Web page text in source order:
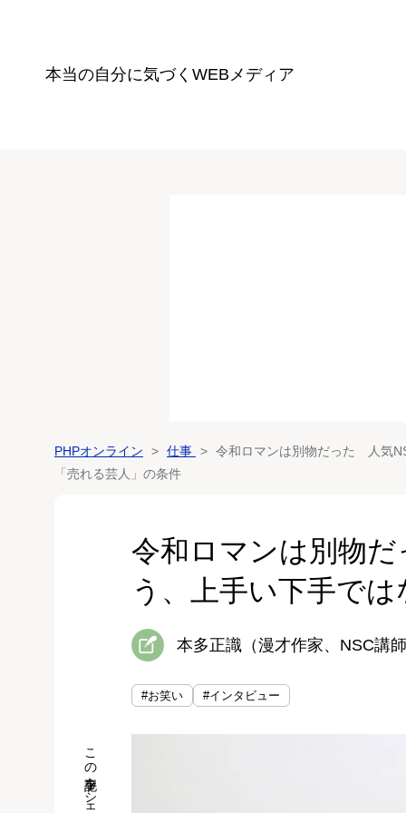
本当の自分に気づく WEBメディア
PHPオンライン 仕事
令和ロマンは別物だった 人気
「売れる芸人」の条件
令和ロマンは別物
う、上手い下手で
本多正識（漫才作家、NSC講
#お笑い #インタビュー
この記事をシェア